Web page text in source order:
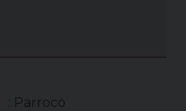
: Parroco